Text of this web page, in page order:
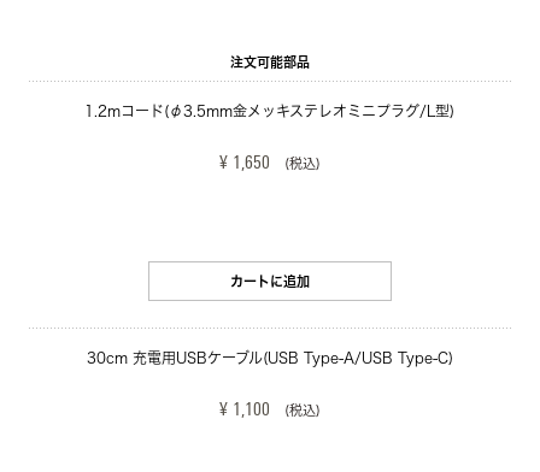
注文可能部品
1.2mコード(φ3.5mm金メッキステレオミニプラグ/L型)
¥ 1,650 (税込)
カートに追加
30cm 充電用USBケーブル(USB Type-A/USB Type-C)
¥ 1,100 (税込)